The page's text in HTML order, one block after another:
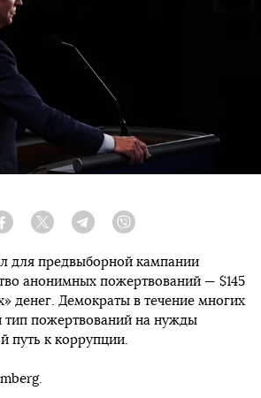
Facebook Twitter Telegram
для предвыборной кампании
анонимных пожертвований — $145
денег. Демократы в течение многих
тип пожертвований на нужды
путь к коррупции.